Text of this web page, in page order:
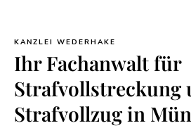
KANZLEI WEDERHAKE
Ihr Fachanwalt für
Strafvollstreckung
Strafvollzug in